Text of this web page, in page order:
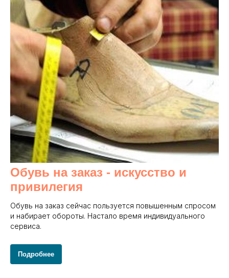
Обувь на заказ - искусство и
привилегия
Обувь на заказ сейчас пользуется повышенным спросом
и набирает обороты. Настало время индивидуального
сервиса.
Подробнее